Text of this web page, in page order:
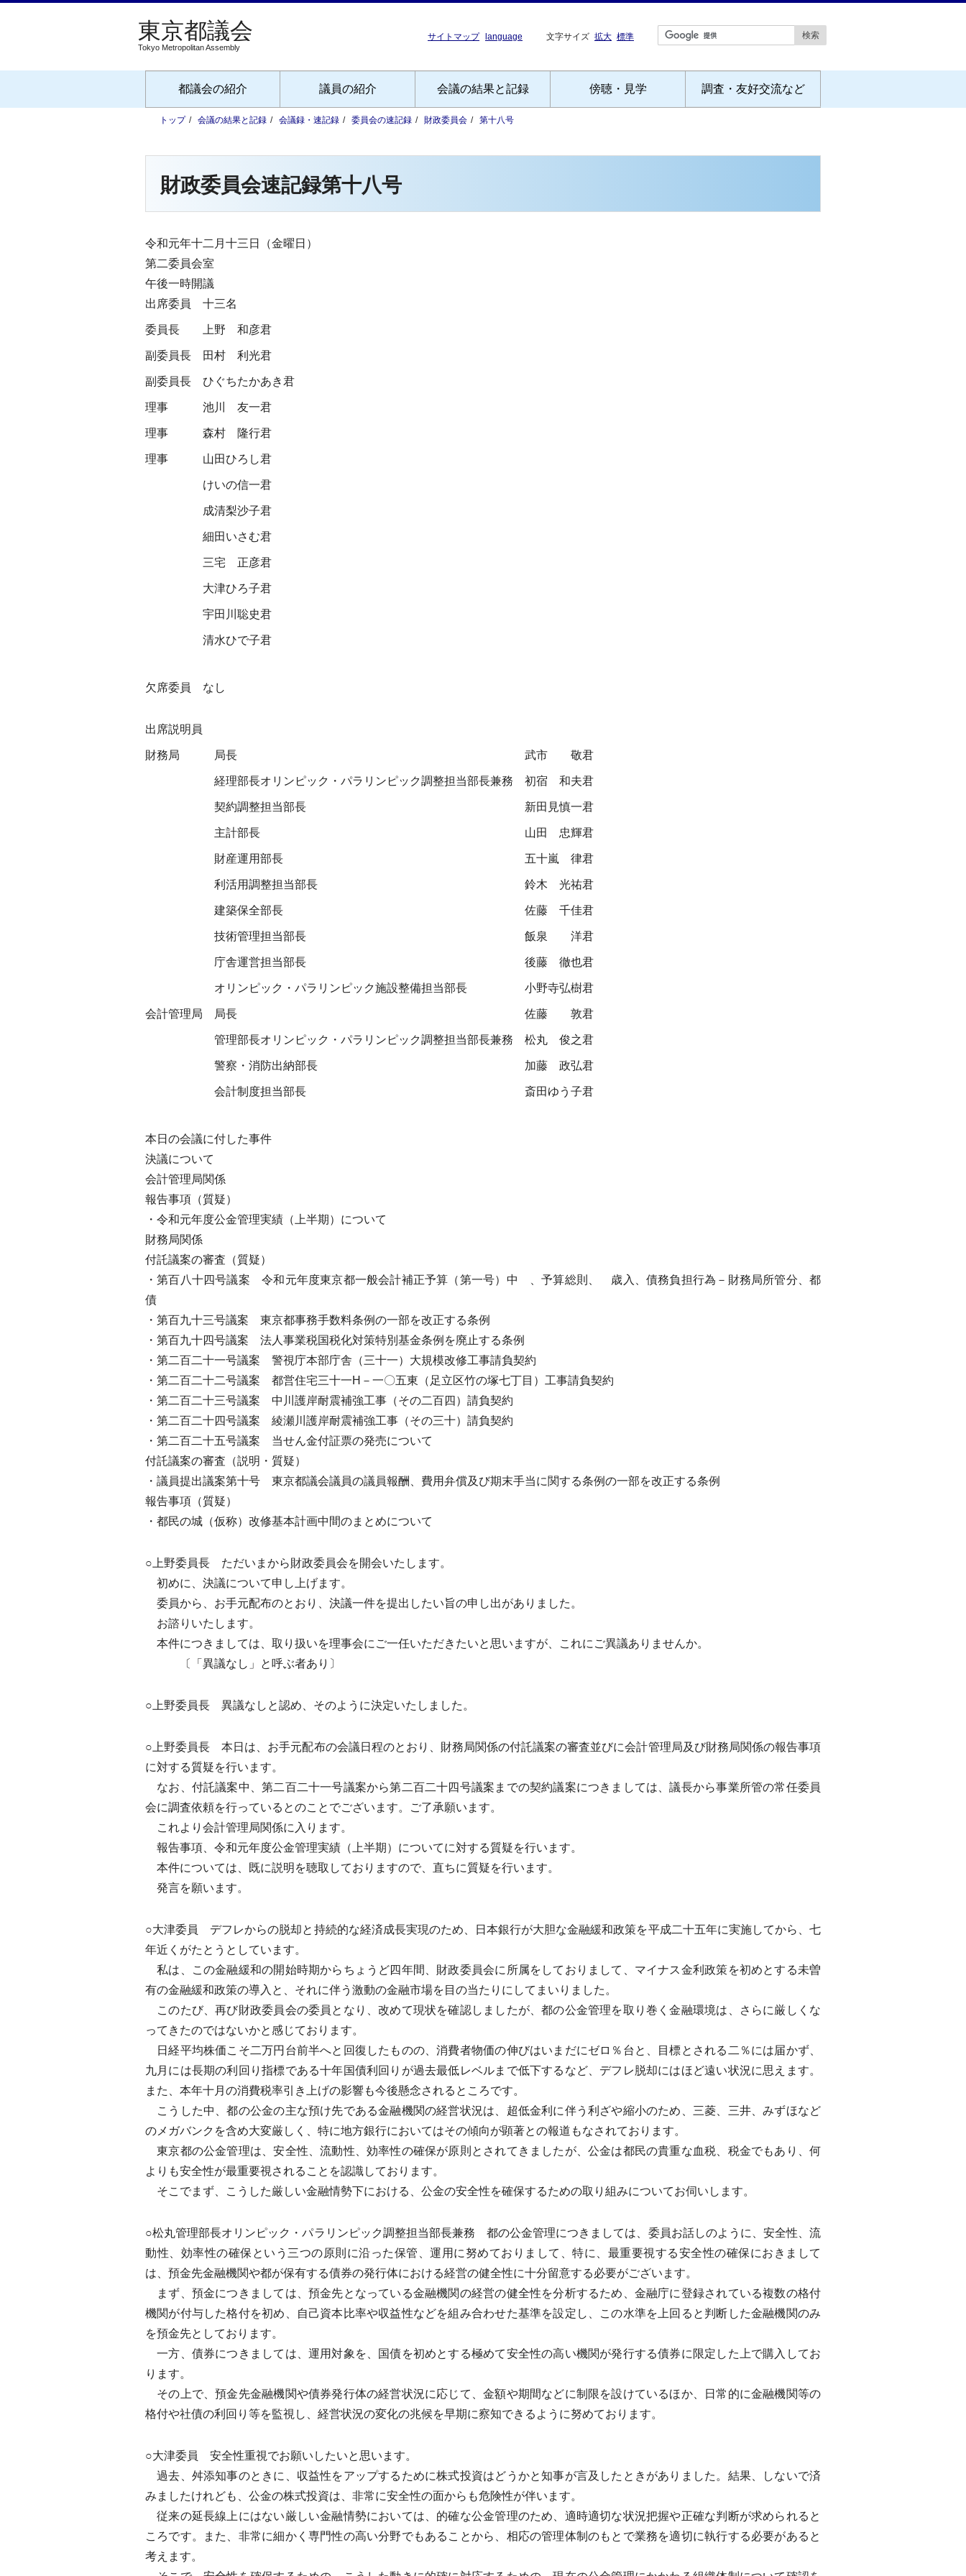
Tokyo Metropolitan Assembly
サイトマップ language 文字サイズ 拡大 標準
都議会の紹介 議員の紹介 会議の結果と記録 傍聴・見学 調査・友好交流など
トップ 会議の結果と記録 会議録・速記録 委員会の速記録 財政委員会 第十八号
財政委員会速記録第十八号
令和元年十二月十三日（金曜日）
第二委員会室
午後一時開議
出席委員 十三名
委員長 上野 和彦君
副委員長 田村 利光君
副委員長 ひぐちたかあき君
理事 池川 友一君
理事 森村 隆行君
理事 山田ひろし君
けいの信一君
成清梨沙子君
細田いさむ君
三宅 正彦君
大津ひろ子君
宇田川聡史君
清水ひで子君
欠席委員 なし
出席説明員
財務局 局長 武市 敬君
経理部長オリンピック・パラリンピック調整担当部長兼務 初宿 和夫君
契約調整担当部長 新田見慎一君
主計部長 山田 忠輝君
財産運用部長 五十嵐 律君
利活用調整担当部長 鈴木 光祐君
建築保全部長 佐藤 千佳君
技術管理担当部長 飯泉 洋君
庁舎運営担当部長 後藤 徹也君
オリンピック・パラリンピック施設整備担当部長 小野寺弘樹君
会計管理局 局長 佐藤 敦君
管理部長オリンピック・パラリンピック調整担当部長兼務 松丸 俊之君
警察・消防出納部長 加藤 政弘君
会計制度担当部長 斎田ゆう子君
本日の会議に付した事件
決議について
会計管理局関係
報告事項（質疑）
・令和元年度公金管理実績（上半期）について
財務局関係
付託議案の審査（質疑）
・第百八十四号議案 令和元年度東京都一般会計補正予算（第一号）中 、予算総則、 歳入、債務負担行為－財務局所管分、都
債
・第百九十三号議案 東京都事務手数料条例の一部を改正する条例
・第百九十四号議案 法人事業税国税化対策特別基金条例を廃止する条例
・第二百二十一号議案 警視庁本部庁舎（三十一）大規模改修工事請負契約
・第二百二十二号議案 都営住宅三十一H－一〇五東（足立区竹の塚七丁目）工事請負契約
・第二百二十三号議案 中川護岸耐震補強工事（その二百四）請負契約
・第二百二十四号議案 綾瀬川護岸耐震補強工事（その三十）請負契約
・第二百二十五号議案 当せん金付証票の発売について
付託議案の審査（説明・質疑）
・議員提出議案第十号 東京都議会議員の議員報酬、費用弁償及び期末手当に関する条例の一部を改正する条例
報告事項（質疑）
・都民の城（仮称）改修基本計画中間のまとめについて
○上野委員長 ただいまから財政委員会を開会いたします。
初めに、決議について申し上げます。
委員から、お手元配布のとおり、決議一件を提出したい旨の申し出がありました。
お諮りいたします。
本件につきましては、取り扱いを理事会にご一任いただきたいと思いますが、これにご異議ありませんか。
〔「異議なし」と呼ぶ者あり〕
○上野委員長 異議なしと認め、そのように決定いたしました。
○上野委員長 本日は、お手元配布の会議日程のとおり、財務局関係の付託議案の審査並びに会計管理局及び財務局関係の報告事項
に対する質疑を行います。
なお、付託議案中、第二百二十一号議案から第二百二十四号議案までの契約議案につきましては、議長から事業所管の常任委員
会に調査依頼を行っているとのことでございます。ご了承願います。
これより会計管理局関係に入ります。
報告事項、令和元年度公金管理実績（上半期）についてに対する質疑を行います。
本件については、既に説明を聴取しておりますので、直ちに質疑を行います。
発言を願います。
○大津委員 デフレからの脱却と持続的な経済成長実現のため、日本銀行が大胆な金融緩和政策を平成二十五年に実施してから、七
年近くがたとうとしています。
私は、この金融緩和の開始時期からちょうど四年間、財政委員会に所属をしておりまして、マイナス金利政策を初めとする未曽
有の金融緩和政策の導入と、それに伴う激動の金融市場を目の当たりにしてまいりました。
このたび、再び財政委員会の委員となり、改めて現状を確認しましたが、都の公金管理を取り巻く金融環境は、さらに厳しくな
ってきたのではないかと感じております。
日経平均株価こそ二万円台前半へと回復したものの、消費者物価の伸びはいまだにゼロ％台と、目標とされる二％には届かず、
九月には長期の利回り指標である十年国債利回りが過去最低レベルまで低下するなど、デフレ脱却にはほど遠い状況に思えます。
また、本年十月の消費税率引き上げの影響も今後懸念されるところです。
こうした中、都の公金の主な預け先である金融機関の経営状況は、超低金利に伴う利ざや縮小のため、三菱、三井、みずほなど
のメガバンクを含め大変厳しく、特に地方銀行においてはその傾向が顕著との報道もなされております。
東京都の公金管理は、安全性、流動性、効率性の確保が原則とされてきましたが、公金は都民の貴重な血税、税金でもあり、何
よりも安全性が最重要視されることを認識しております。
そこでまず、こうした厳しい金融情勢下における、公金の安全性を確保するための取り組みについてお伺いします。
○松丸管理部長オリンピック・パラリンピック調整担当部長兼務 都の公金管理につきましては、委員お話しのように、安全性、流
動性、効率性の確保という三つの原則に沿った保管、運用に努めておりまして、特に、最重要視する安全性の確保におきまして
は、預金先金融機関や都が保有する債券の発行体における経営の健全性に十分留意する必要がございます。
まず、預金につきましては、預金先となっている金融機関の経営の健全性を分析するため、金融庁に登録されている複数の格付
機関が付与した格付を初め、自己資本比率や収益性などを組み合わせた基準を設定し、この水準を上回ると判断した金融機関のみ
を預金先としております。
一方、債券につきましては、運用対象を、国債を初めとする極めて安全性の高い機関が発行する債券に限定した上で購入してお
ります。
その上で、預金先金融機関や債券発行体の経営状況に応じて、金額や期間などに制限を設けているほか、日常的に金融機関等の
格付や社債の利回り等を監視し、経営状況の変化の兆候を早期に察知できるように努めております。
○大津委員 安全性重視でお願いしたいと思います。
過去、舛添知事のときに、収益性をアップするために株式投資はどうかと知事が言及したときがありました。結果、しないで済
みましたけれども、公金の株式投資は、非常に安全性の面からも危険性が伴います。
従来の延長線上にはない厳しい金融情勢においては、的確な公金管理のため、適時適切な状況把握や正確な判断が求められると
ころです。また、非常に細かく専門性の高い分野でもあることから、相応の管理体制のもとで業務を適切に執行する必要があると
考えます。